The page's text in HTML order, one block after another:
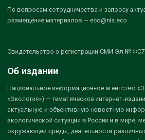
По вопросам сотрудничества и запросу
размещение материалов — eco@nia.eco
Свидетельство о регистрации СМИ Эл №
Об издании
Национальное информационное агентство
«Экология») — тематическое интернет-
актуальную и объективную новостную
экологической ситуации в России и в мире,
окружающей среды, деятельности